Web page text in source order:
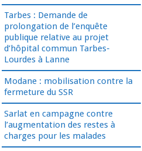
Tarbes : Demande de
prolongation de l’enquête
publique relative au projet
d’hôpital commun Tarbes-
Lourdes à Lanne
Modane : mobilisation contre la
fermeture du SSR
Sarlat en campagne contre
l’augmentation des restes à
charges pour les malades